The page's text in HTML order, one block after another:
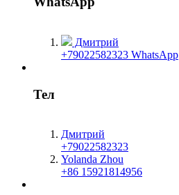
Дмитрий
+79022582323 WhatsApp
Тел
Дмитрий
+79022582323
Yolanda Zhou
+86 15921814956